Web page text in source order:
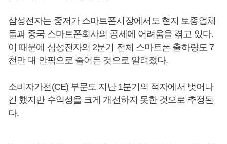
삼성전자는 중저가 스마트폰시장에서도 현지 토종업체
들과 중국 스마트폰회사의 공세에 어려움을 겪고 있다.
이 때문에 삼성전자의 2분기 전체 스마트폰 출하량도 7
천만 대 안팎으로 줄어든 것으로 알려졌다.
소비자가전(CE) 부문도 지난 1분기의 적자에서 벗어나
긴 했지만 수익성을 크게 개선하지 못한 것으로 추정된
다.